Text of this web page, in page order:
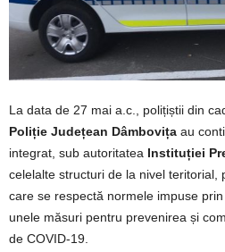
La data de 27 mai a.c., polițiștii din
Poliție Județean Dâmbovița au
integrat, sub autoritatea Instituției
celelalte structuri de la nivel teritorial,
care se respectă normele impuse
unele măsuri pentru prevenirea și
de COVID-19.